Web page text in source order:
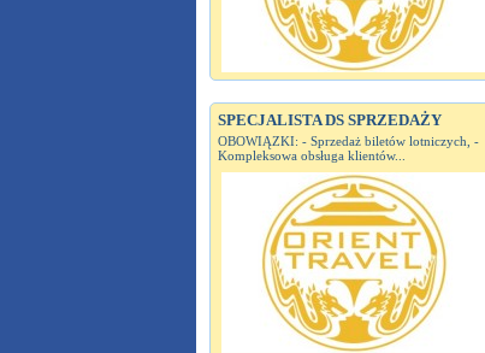
SPECJALISTA DS SPRZEDAŻY
OBOWIĄZKI: - Sprzedaż biletów lotniczych, -
Kompleksowa obsługa klientów...